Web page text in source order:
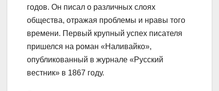
годов. Он писал о различных слоях
общества, отражая проблемы и нравы того
времени. Первый крупный успех писателя
пришелся на роман «Наливайко»,
опубликованный в журнале «Русский
вестник» в 1867 году.